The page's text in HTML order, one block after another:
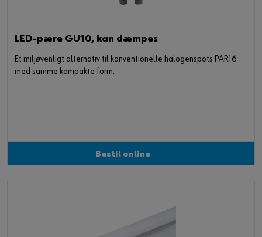
LED-pære GU10, kan dæmpes
Et miljøvenligt alternativ til konventionelle halogenspots PAR16
med samme kompakte form.
Bestil online